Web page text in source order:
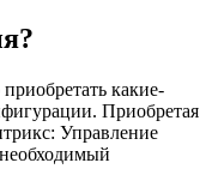
какие-
Приобретая
Управление